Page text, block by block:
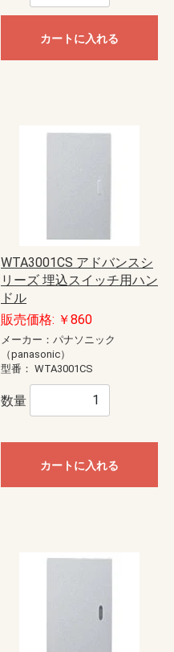
カートに入れる
WTA3001CS アドバンスシ
リーズ 埋込スイッチ用ハン
ドル
販売価格: ￥860
メーカー：パナソニック
（panasonic）
型番： WTA3001CS
数量
カートに入れる